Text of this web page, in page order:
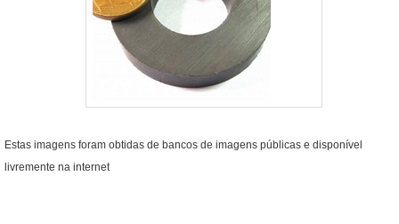
Estas imagens foram obtidas de bancos de imagens públicas e disponível
livremente na internet